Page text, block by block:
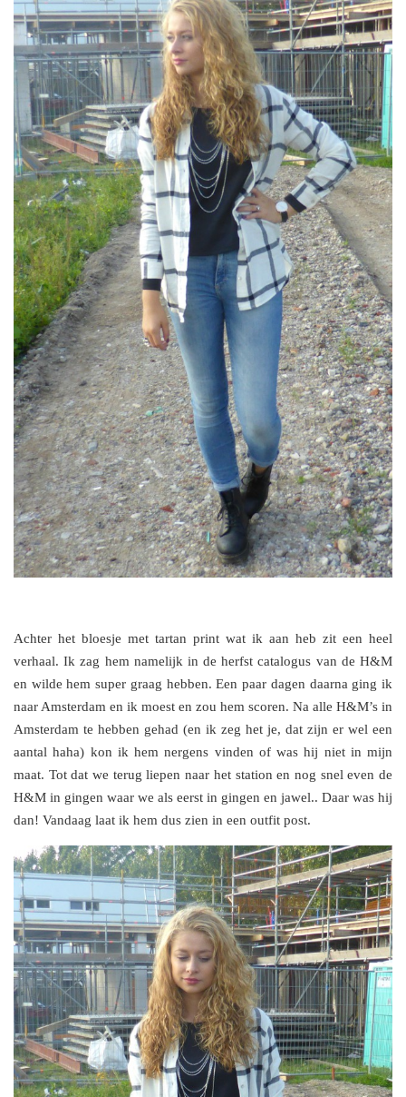
Achter het bloesje met tartan print wat ik aan heb zit een heel
verhaal. Ik zag hem namelijk in de herfst catalogus van de H&M
en wilde hem super graag hebben. Een paar dagen daarna ging ik
naar Amsterdam en ik moest en zou hem scoren. Na alle H&M’s in
Amsterdam te hebben gehad (en ik zeg het je, dat zijn er wel een
aantal haha) kon ik hem nergens vinden of was hij niet in mijn
maat. Tot dat we terug liepen naar het station en nog snel even de
H&M in gingen waar we als eerst in gingen en jawel.. Daar was hij
dan! Vandaag laat ik hem dus zien in een outfit post.